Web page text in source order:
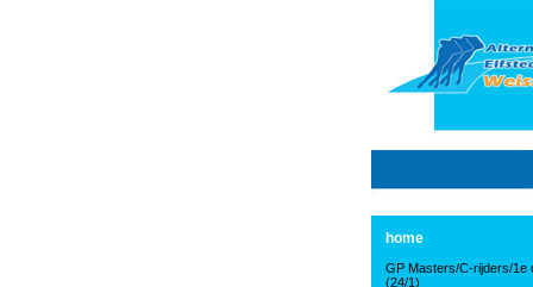
home
GP Masters/C-rijders/1e
(24/1)